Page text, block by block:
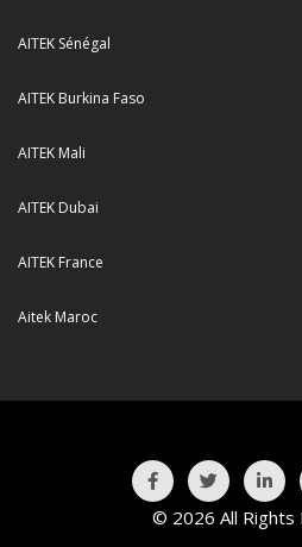
AITEK Sénégal
AITEK Burkina Faso
AITEK Mali
AITEK Dubai
AITEK France
Aitek Maroc
© 2026 All Rights